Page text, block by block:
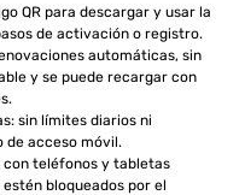
QR para descargar y usar la
de activación o registro.
automáticas, sin
y se puede recargar con
sin límites diarios ni
de acceso móvil.
con teléfonos y tabletas
bloqueados por el